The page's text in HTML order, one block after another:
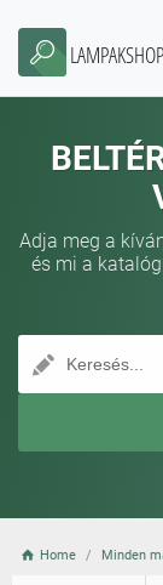
Adja meg a
és mi a
Home Minden